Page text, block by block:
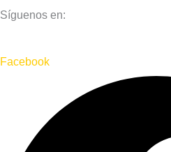
Síguenos en:
Facebook